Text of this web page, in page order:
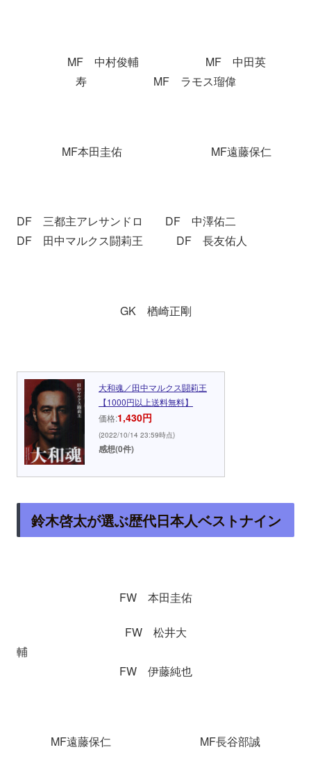
MF 中村俊輔 MF 中田英
寿 MF ラモス瑠偉
MF本田圭佑 MF遠藤保仁
DF 三都主アレサンドロ DF 中澤佑二
DF 田中マルクス闘莉王 DF 長友佑人
GK 楢崎正剛
大和魂／田中マルクス闘莉王
【1000円以上送料無料】
価格:1,430円
(2022/10/14 23:59時点)
感想(0件)
鈴木啓太が選ぶ歴代日本人ベストナイン
FW 本田圭佑
FW 松井大
輔
FW 伊藤純也
MF遠藤保仁 MF長谷部誠